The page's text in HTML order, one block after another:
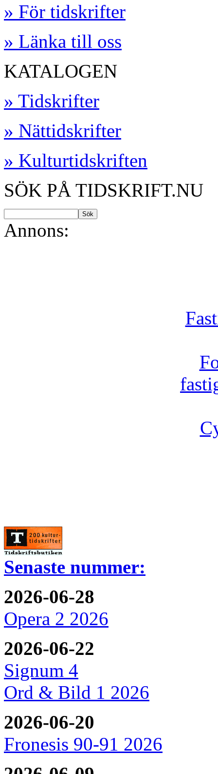
» För tidskrifter
» Länka till oss
KATALOGEN
» Tidskrifter
» Nättidskrifter
» Kulturtidskriften
SÖK PÅ TIDSKRIFT.NU
Annons:
Senaste nummer:
2026-06-28
Opera 2 2026
2026-06-22
Signum 4
Ord & Bild 1 2026
2026-06-20
Fronesis 90-91 2026